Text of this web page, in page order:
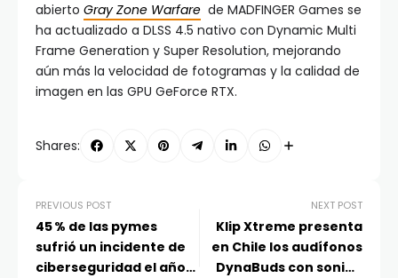
abierto Gray Zone Warfare de MADFINGER Games se
ha actualizado a DLSS 4.5 nativo con Dynamic Multi
Frame Generation y Super Resolution, mejorando
aún más la velocidad de fotogramas y la calidad de
imagen en las GPU GeForce RTX.
Shares:
PREVIOUS POST
45 % de las pymes
sufrió un incidente de
ciberseguridad el año
NEXT POST
Klip Xtreme presenta
en Chile los audífonos
DynaBuds con sonido